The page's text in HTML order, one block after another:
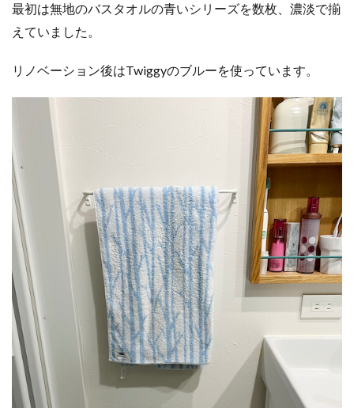
最初は無地のバスタオルの青いシリーズを数枚、濃淡で揃
えていました。
リノベーション後はTwiggyのブルーを使っています。